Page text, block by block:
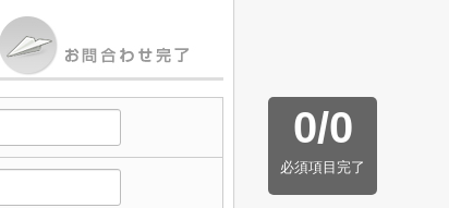
0/0
必須項目完了